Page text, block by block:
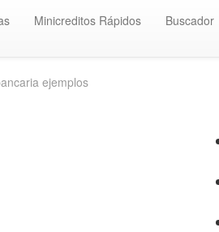
Minicreditos Rápidos Buscador
ejemplos